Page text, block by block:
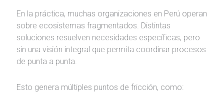
En la práctica, muchas organizaciones en Perú operan
sobre ecosistemas fragmentados. Distintas
soluciones resuelven necesidades específicas, pero
sin una visión integral que permita coordinar procesos
de punta a punta.
Esto genera múltiples puntos de fricción, como: